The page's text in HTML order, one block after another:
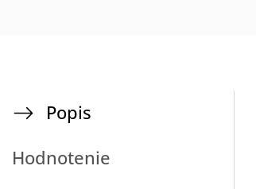
Popis
Hodnotenie